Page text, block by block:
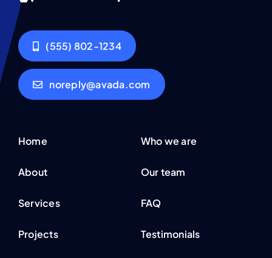
(555) 802-1234
noreply@avada.com
Home
About
Services
Projects
Who we are
Our team
FAQ
Testimonials